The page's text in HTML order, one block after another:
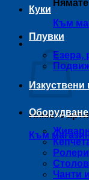
Към
Количка
Нямате
Към
Куки
Плувки
Езера,
Оборудване
Ролери
Чанти